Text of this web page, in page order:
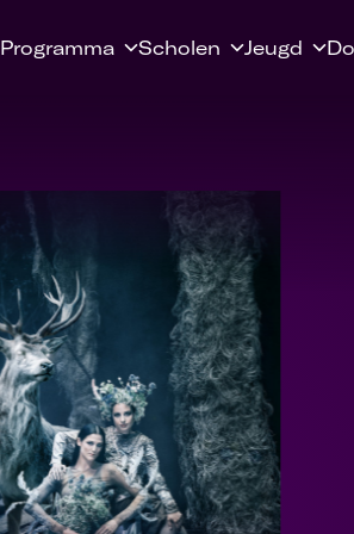
Programma Scholen Jeugd